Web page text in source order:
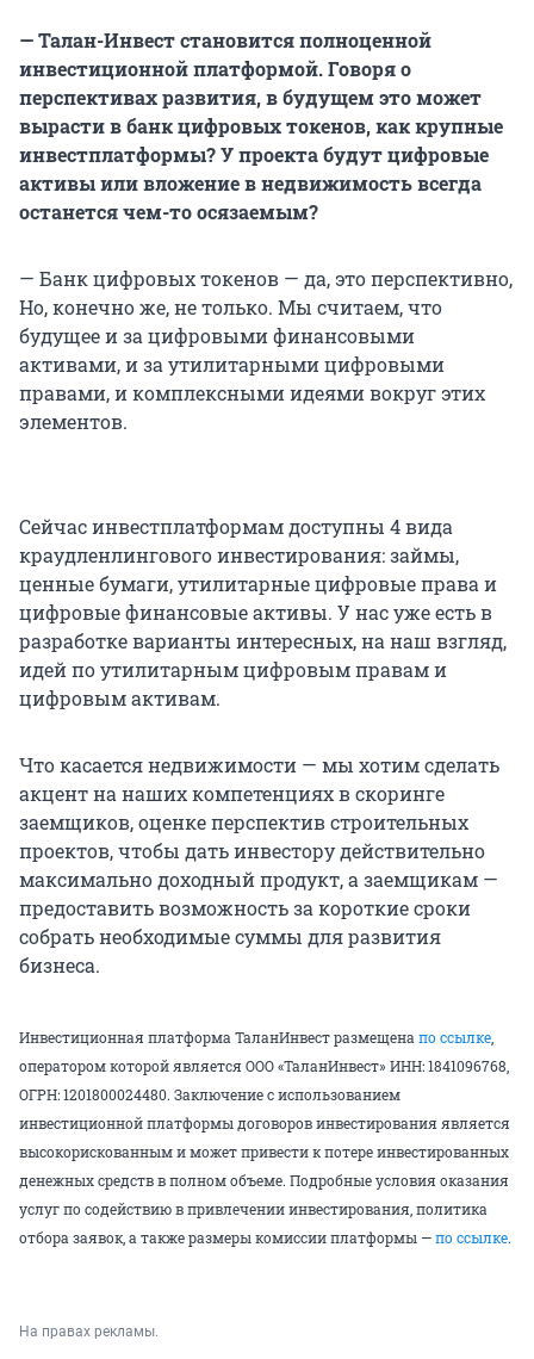
— Талан-Инвест становится полноценной
инвестиционной платформой. Говоря о
перспективах развития, в будущем это может
вырасти в банк цифровых токенов, как крупные
инвестплатформы? У проекта будут цифровые
активы или вложение в недвижимость всегда
останется чем-то осязаемым?
— Банк цифровых токенов — да, это перспективно,
Но, конечно же, не только. Мы считаем, что
будущее и за цифровыми финансовыми
активами, и за утилитарными цифровыми
правами, и комплексными идеями вокруг этих
элементов.
Сейчас инвестплатформам доступны 4 вида
краудленлингового инвестирования: займы,
ценные бумаги, утилитарные цифровые права и
цифровые финансовые активы. У нас уже есть в
разработке варианты интересных, на наш взгляд,
идей по утилитарным цифровым правам и
цифровым активам.
Что касается недвижимости — мы хотим сделать
акцент на наших компетенциях в скоринге
заемщиков, оценке перспектив строительных
проектов, чтобы дать инвестору действительно
максимально доходный продукт, а заемщикам —
предоставить возможность за короткие сроки
собрать необходимые суммы для развития
бизнеса.
Инвестиционная платформа ТаланИнвест размещена по ссылке
оператором которой является ООО «ТаланИнвест» ИНН: 1841096768,
ОГРН: 1201800024480. Заключение с использованием
инвестиционной платформы договоров инвестирования является
высокорискованным и может привести к потере инвестированных
денежных средств в полном объеме. Подробные условия оказания
услуг по содействию в привлечении инвестирования, политика
отбора заявок, а также размеры комиссии платформы —по ссылке.
На правах рекламы.